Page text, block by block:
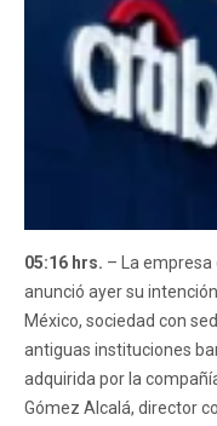
05:16 hrs. – La empresa
anunció ayer su
México, sociedad con
antiguas instituciones
adquirida por la
Gómez Alcalá, director